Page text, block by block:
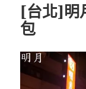
[台北]明
包